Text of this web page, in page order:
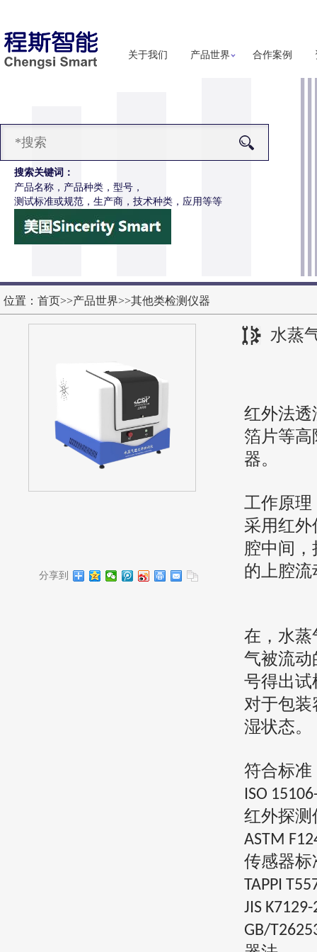
关于我们 产品世界 合作案例
搜索关键词：
产品名称，产品种类，型号，
测试标准或规范，生产商，技术种类，应用等等
H5呼吸防护面罩气密性测试仪五工位
位置： 首页>>产品世界>>其他类检测仪器
水蒸
分享到
红外法透
箔片等
器。
工作原理
采用红
腔中间
的上腔
在，水蒸
气被流动
号得出试
对于包
湿状态。
符合标准
ISO
红外探测
ASTM
传感器标
TAPPI
JIS
GB/